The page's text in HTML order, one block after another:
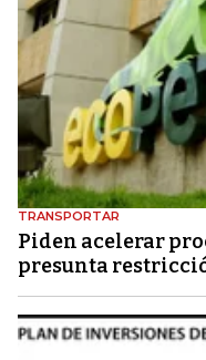
TRANSPORTAR
Piden acelerar
presunta